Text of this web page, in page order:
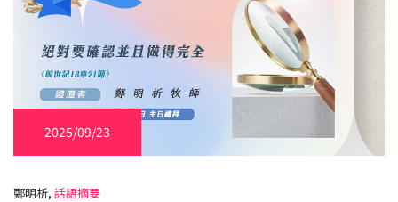
2025/09/23
鄭明析, 話語摘要